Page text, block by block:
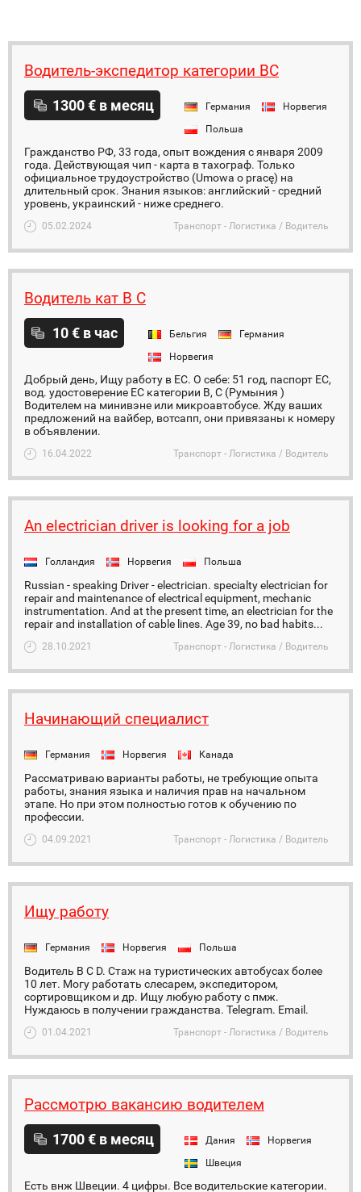
Водитель-экспедитор категории ВС
1300 € в месяц Германия
Норвегия
Польша
Гражданство РФ, 33 года, опыт вождения с января 2009
года. Действующая чип - карта в тахограф. Только
официальное трудоустройство (Umowa o pracę) на
длительный срок. Знания языков: английский - средний
уровень, украинский - ниже среднего.
05.02.2024 Транспорт - Логистика / Водитель
Водитель кат В С
10 € в час Бельгия
Германия
Норвегия
Добрый день, Ищу работу в ЕС. О себе: 51 год, паспорт ЕС,
вод. удостоверение ЕС категории B, C (Румыния )
Водителем на минивэне или микроавтобусе. Жду ваших
предложений на вайбер, вотсапп, они привязаны к номеру
в объявлении.
16.04.2022 Транспорт - Логистика / Водитель
An electrician driver is looking for a job
Голландия Норвегия Польша
Russian - speaking Driver - electrician. specialty electrician for
repair and maintenance of electrical equipment, mechanic
instrumentation. And at the present time, an electrician for the
repair and installation of cable lines. Age 39, no bad habits...
28.10.2021 Транспорт - Логистика / Водитель
Начинающий специалист
Германия Норвегия Канада
Рассматриваю варианты работы, не требующие опыта
работы, знания языка и наличия прав на начальном
этапе. Но при этом полностью готов к обучению по
профессии.
04.09.2021 Транспорт - Логистика / Водитель
Ищу работу
Германия Норвегия Польша
Водитель B C D. Стаж на туристических автобусах более
10 лет. Могу работать слесарем, экспедитором,
сортировщиком и др. Ищу любую работу с пмж.
Нуждаюсь в получении гражданства. Telegram. Email.
01.04.2021 Транспорт - Логистика / Водитель
Рассмотрю вакансию водителем
1700 € в месяц Дания
Норвегия
Швеция
Есть внж Швеции. 4 цифры. Все водительские категории.